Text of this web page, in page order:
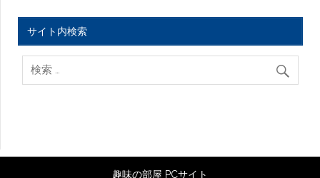
サイト内検索
趣味の部屋 PCサイト